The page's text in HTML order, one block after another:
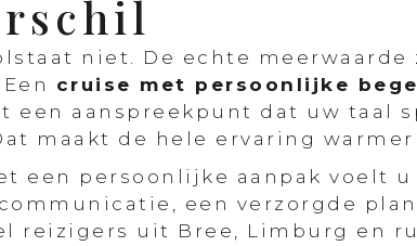
niet. De echte meerwaarde
cruise met persoonlijke
een aanspreekpunt dat uw taal
maakt de hele ervaring
een persoonlijke aanpak voelt u
een verzorgde
reizigers uit Bree, Limburg en